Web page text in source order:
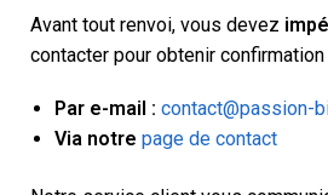
Avant tout renvoi, vous devez
contacter pour obtenir
Par e-mail : contact@passion-
Via notre page de contact